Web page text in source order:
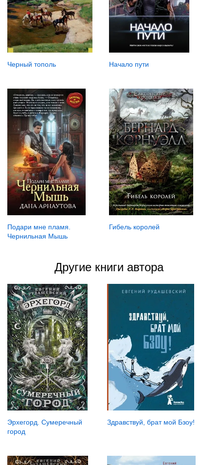
Черный тополь Начало пути
Подари мне пламя.
Чернильная Мышь
Гибель королей
Другие книги автора
Эрхегорд. Сумеречный
город
Здравствуй, брат мой Бзоу!